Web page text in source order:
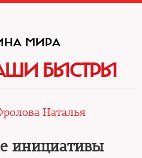
МИРА
БЫСТРЫ
Наталья
инициативы